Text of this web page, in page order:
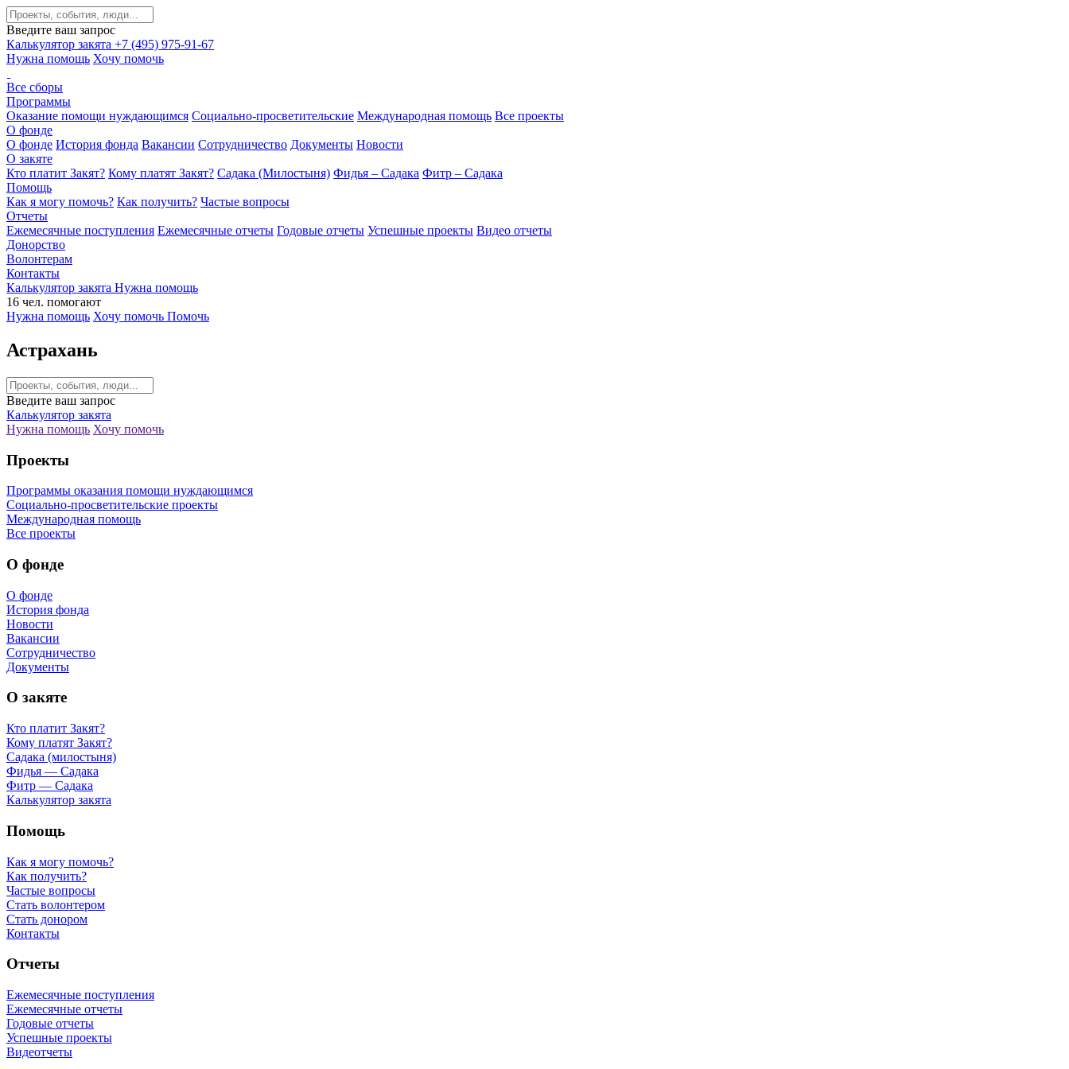
Введите ваш запрос
Калькулятор закята +7 (495) 975-91-67
Нужна помощь Хочу помочь
Все сборы
Программы
Оказание помощи нуждающимся Социально-просветительские Международная помощь Все проекты
О фонде
О фонде История фонда Вакансии Сотрудничество Документы Новости
О закяте
Кто платит Закят? Кому платят Закят? Садака (Милостыня) Фидья – Садака Фитр – Садака
Помощь
Как я могу помочь? Как получить? Частые вопросы
Отчеты
Ежемесячные поступления Ежемесячные отчеты Годовые отчеты Успешные проекты Видео отчеты
Донорство
Волонтерам
Контакты
Калькулятор закята Нужна помощь
16 чел. помогают
Нужна помощь Хочу помочь Помочь
Астрахань
Введите ваш запрос
Калькулятор закята
Нужна помощь Хочу помочь
Проекты
Программы оказания помощи нуждающимся
Социально-просветительские проекты
Международная помощь
Все проекты
О фонде
О фонде
История фонда
Новости
Вакансии
Сотрудничество
Документы
О закяте
Кто платит Закят?
Кому платят Закят?
Садака (милостыня)
Фидья — Садака
Фитр — Садака
Калькулятор закята
Помощь
Как я могу помочь?
Как получить?
Частые вопросы
Стать волонтером
Стать донором
Контакты
Отчеты
Ежемесячные поступления
Ежемесячные отчеты
Годовые отчеты
Успешные проекты
Видеотчеты